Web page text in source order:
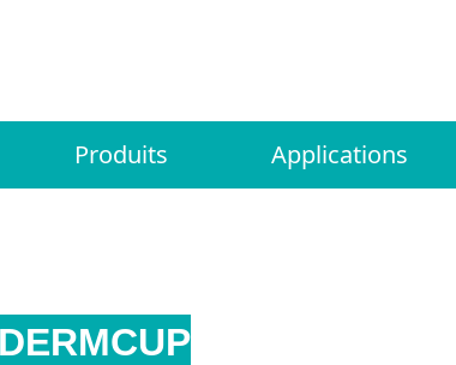
Produits Applications
DERMCUP